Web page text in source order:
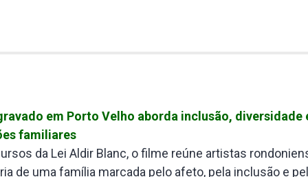
em Porto Velho aborda inclusão, diversidade
familiares
da Lei Aldir Blanc, o filme reúne artistas
de uma família marcada pelo afeto, pela inclusão e